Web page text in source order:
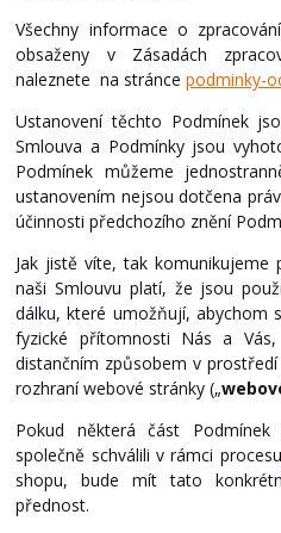
Všechny informace o
obsaženy v Zásadách
naleznete na stráncepodminky-
Ustanovení těchto Podmínek
Smlouva a Podmínky jsou
Podmínek můžeme
ustanovením nejsou dotčena
účinnosti předchozího znění
Jak jistě víte, tak
naši Smlouvu platí, že jsou
dálku, které umožňují, abychom
fyzické přítomnosti Nás a
distančním způsobem v
rozhraní webové stránky („
Pokud některá část
společně schválili v rámci
shopu, bude mít tato
přednost.